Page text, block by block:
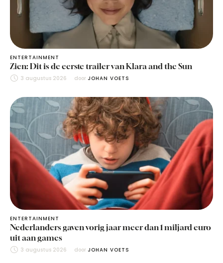
ENTERTAINMENT
Zien: Dit is de eerste trailer van Klara and the Sun
3 augustus 2026 door JOHAN VOETS
ENTERTAINMENT
Nederlanders gaven vorig jaar meer dan 1 miljard euro
uit aan games
3 augustus 2026 door JOHAN VOETS